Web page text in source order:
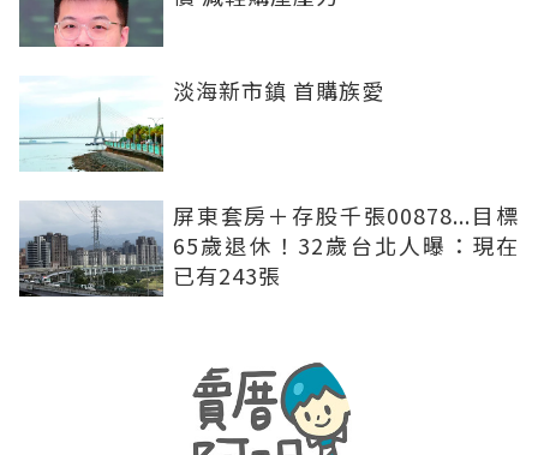
淡海新市鎮 首購族愛
屏東套房＋存股千張00878...目標
65歲退休！32歲台北人曝：現在
已有243張